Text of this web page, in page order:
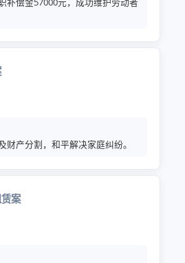
财产分割，和平解决家庭纠纷。
案